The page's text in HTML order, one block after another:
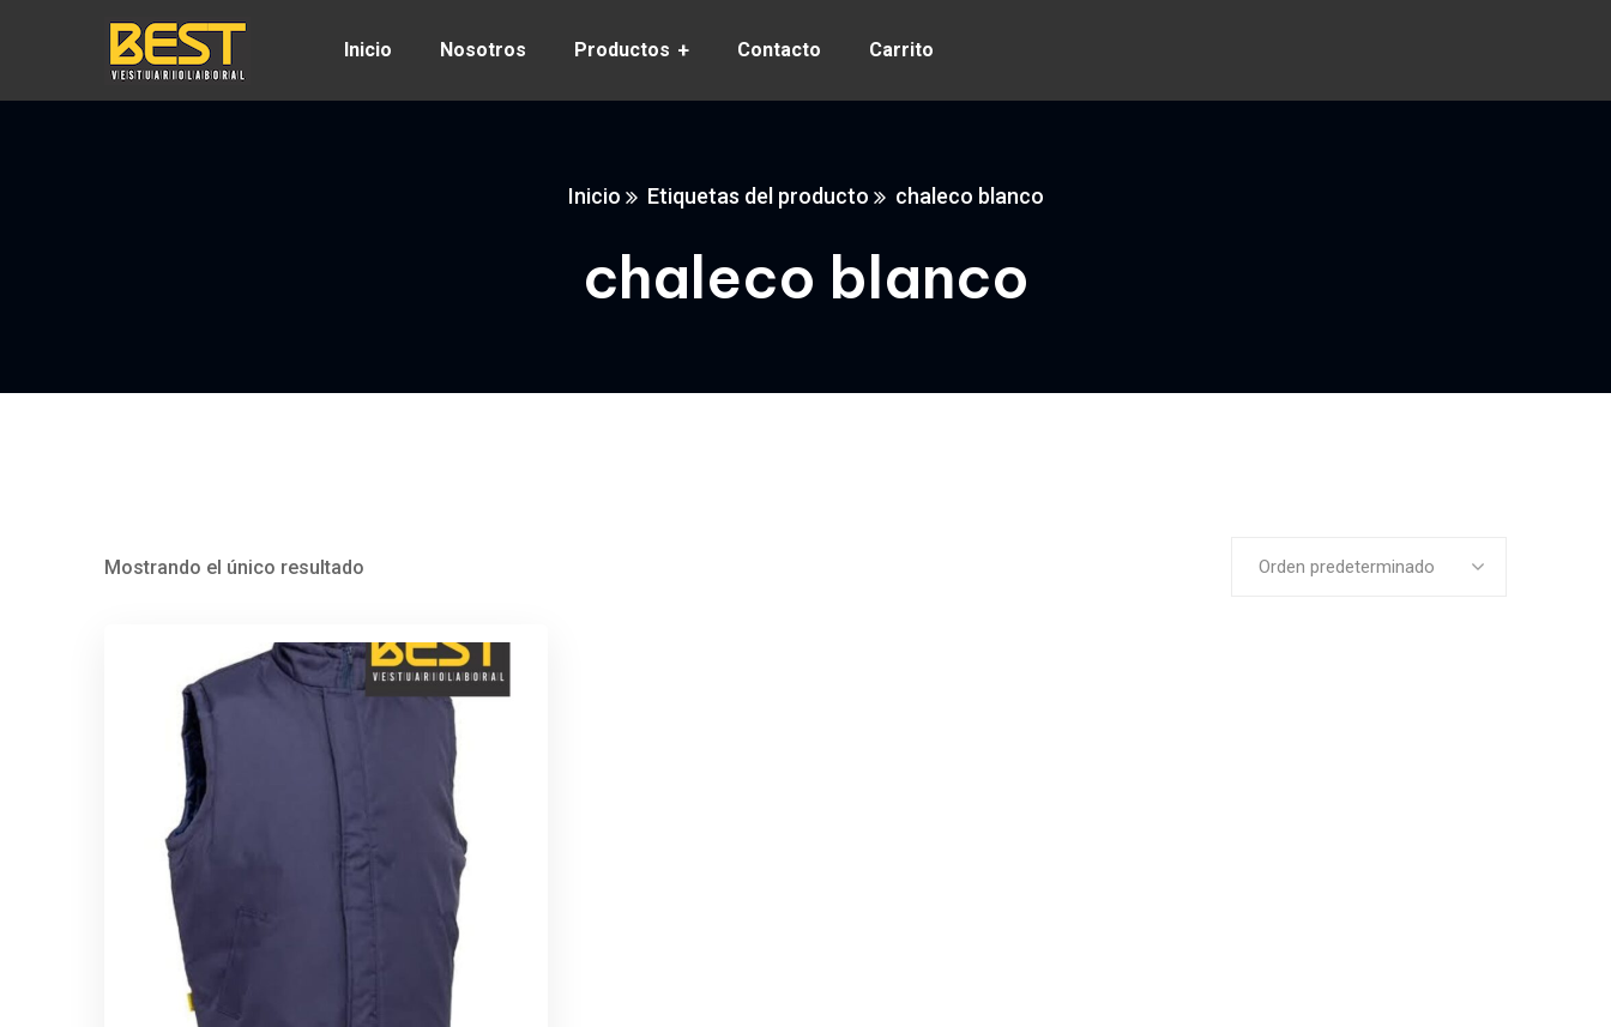
Inicio Nosotros Productos Contacto Carrito
Inicio Etiquetas del producto chaleco blanco
chaleco blanco
Mostrando el único resultado Orden predeterminado